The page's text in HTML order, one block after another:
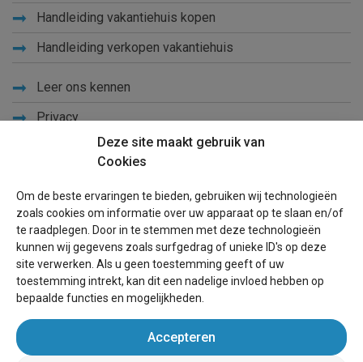
Deze site maakt gebruik van
Cookies
Om de beste ervaringen te bieden, gebruiken wij technologieën
zoals cookies om informatie over uw apparaat op te slaan en/of
te raadplegen. Door in te stemmen met deze technologieën
kunnen wij gegevens zoals surfgedrag of unieke ID's op deze
site verwerken. Als u geen toestemming geeft of uw
toestemming intrekt, kan dit een nadelige invloed hebben op
bepaalde functies en mogelijkheden.
Accepteren
Handleiding vakantiehuis kopen
Handleiding verkopen vakantiehuis
Leer ons kennen
Privacy
Blog
Voor eigenaren
Een advertentie plaatsen
Succesvol verhuren vakantiewoning